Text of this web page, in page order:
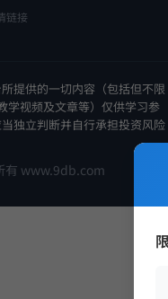
链接
提供的一切内容（包括但不限
学视频及文章等）仅供学习参
独立判断并自行承担投资风险
有 www.9db.com